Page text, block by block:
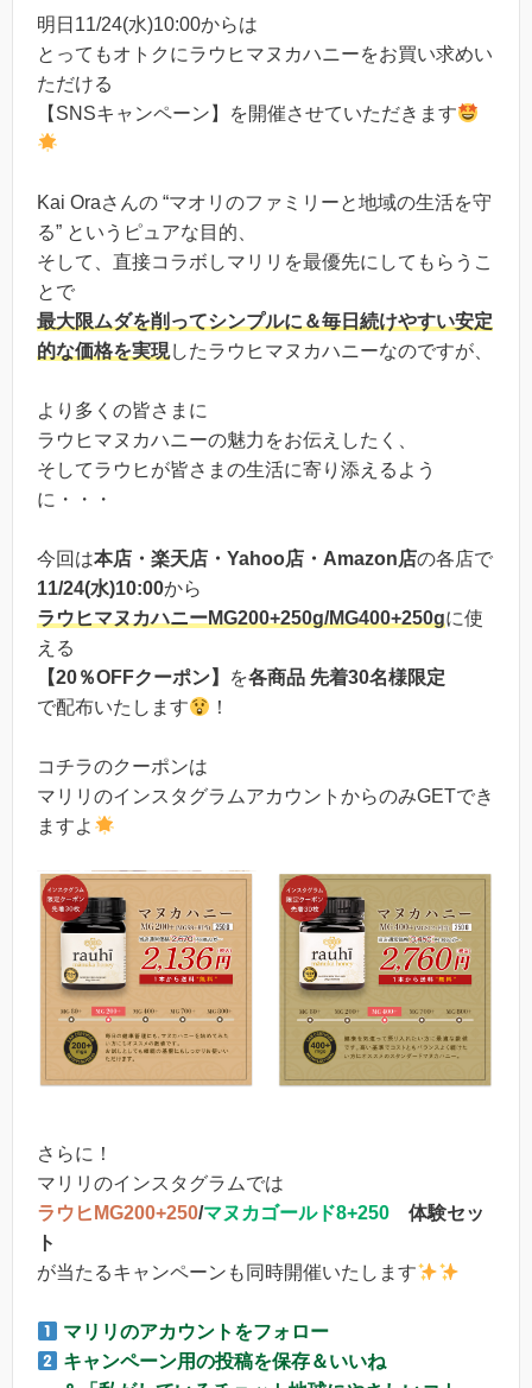
明日11/24(水)10:00からは
とってもオトクにラウヒマヌカハニーをお買い求めい
ただける
【SNSキャンペーン】を開催させていただきます
Kai Oraさんの “マオリのファミリーと地域の生活を守
る” というピュアな目的、
そして、直接コラボしマリリを最優先にしてもらうこ
とで
最大限ムダを削ってシンプルに＆毎日続けやすい安定
的な価格を実現したラウヒマヌカハニーなのですが、
より多くの皆さまに
ラウヒマヌカハニーの魅力をお伝えしたく、
そしてラウヒが皆さまの生活に寄り添えるよう
に・・・
今回は本店・楽天店・Yahoo店・Amazon店の各店で
11/24(水)10:00から
ラウヒマヌカハニーMG200+250g/MG400+250gに使
える
【20％OFFクーポン】
を各商品 先着30名様限定
で配布いたします
！
コチラのクーポンは
マリリのインスタグラムアカウントからのみGETでき
ますよ
さらに！
マリリのインスタグラムでは
ラウヒMG200+250/マヌカゴールド8+250 体験セッ
ト
が当たるキャンペーンも同時開催いたします
マリリのアカウントをフォロー
キャンペーン用の投稿を保存＆いいね